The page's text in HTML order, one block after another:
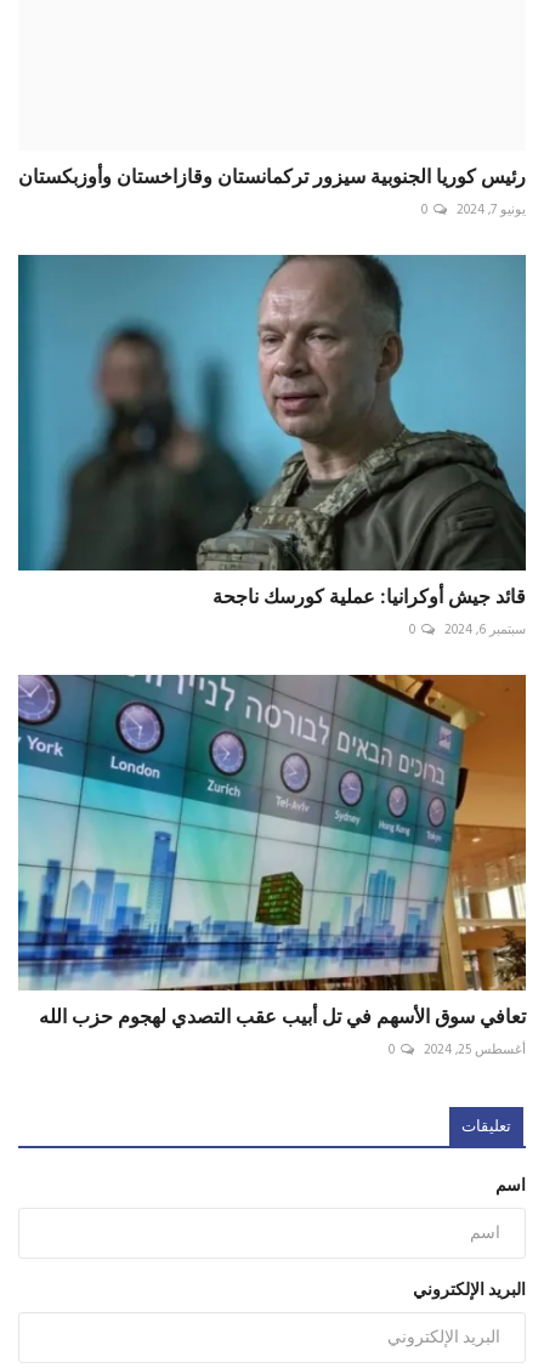
رئيس كوريا الجنوبية سيزور تركمانستان وقازاخستان وأوزبكستان
يونيو 7, 2024 0
قائد جيش أوكرانيا: عملية كورسك ناجحة
سبتمبر 6, 2024 0
تعافي سوق الأسهم في تل أبيب عقب التصدي لهجوم حزب الله
أغسطس 25, 2024 0
تعليقات
اسم
البريد الإلكتروني